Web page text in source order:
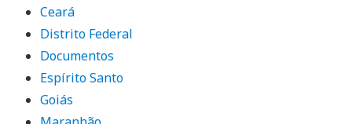
Ceará
Distrito Federal
Documentos
Espírito Santo
Goiás